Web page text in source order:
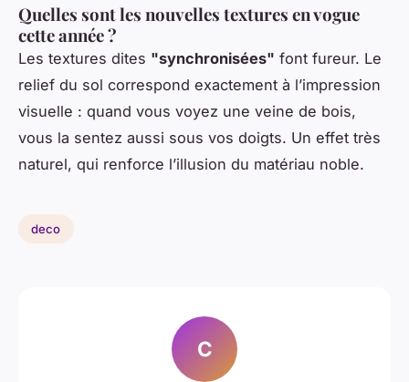
Quelles sont les nouvelles textures en vogue
cette année ?
Les textures dites "synchronisées" font fureur. Le
relief du sol correspond exactement à l’impression
visuelle : quand vous voyez une veine de bois,
vous la sentez aussi sous vos doigts. Un effet très
naturel, qui renforce l’illusion du matériau noble.
deco
C